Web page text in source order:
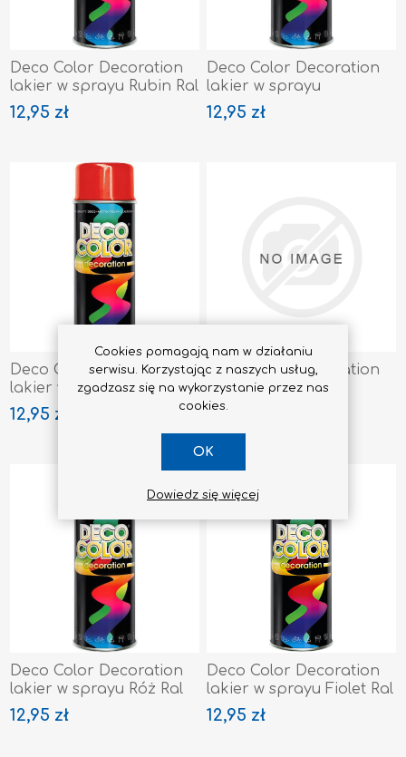
Deco Color Decoration
lakier w sprayu Rubin Ral
3003
12,95 zł
Deco Color Decoration
lakier w sprayu
Czerwony Purpur Ral
3004
12,95 zł
Deco Color Decoration
lakier w sprayu
Czerwony Ral 3020
12,95 zł
Deco Color Decoration
lakier w sprayu
Czerwony Tlenkowy Ral
12,95 zł
Deco Color Decoration
lakier w sprayu Róż Ral
4003
12,95 zł
Deco Color Decoration
lakier w sprayu Fiolet Ral
4005
12,95 zł
Cookies pomagają nam w działaniu
serwisu. Korzystając z naszych usług,
zgadzasz się na wykorzystanie przez nas
cookies.
OK
Dowiedz się więcej